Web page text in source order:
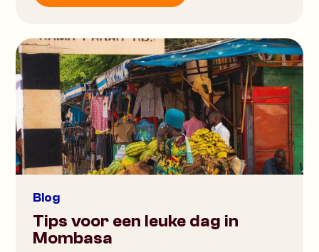
Blog
Tips voor een leuke dag in
Mombasa